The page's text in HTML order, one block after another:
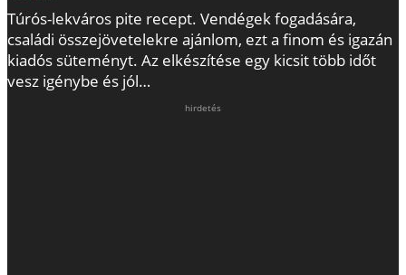
Túrós-lekváros pite recept. Vendégek fogadására,
családi összejövetelekre ajánlom, ezt a finom és igazán
kiadós süteményt. Az elkészítése egy kicsit több időt
vesz igénybe és jól…
hirdetés